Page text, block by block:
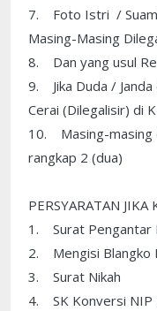
7. Foto Istri /
Masing-Masing
8. Dan yang usul
9. Jika Duda / Janda
Cerai (Dilegalisir) di
10. Masing-masing
rangkap 2 (dua)
PERSYARATAN
1. Surat Pengantar
2. Mengisi Blangko
3. Surat Nikah
4. SK Konversi NIP